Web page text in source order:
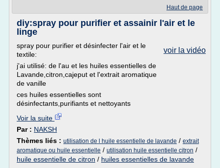
Haut de page
diy:spray pour purifier et assainir l'air et le
linge
voir la vidéo
spray pour purifier et désinfecter l'air et le
textile:
j'ai utilisé: de l'au et les huiles essentielles de
Lavande,citron,cajeput et l'extrait aromatique
de vanille
ces huiles essentielles sont
désinfectants,purifiants et nettoyants
Voir la suite
Par : NAKSH
Thèmes liés : utilisation de l huile essentielle de lavande / extrait
aromatique ou huile essentielle / utilisation huile essentielle citron /
huile essentielle de citron / huiles essentielles de lavande